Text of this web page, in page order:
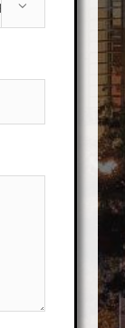
